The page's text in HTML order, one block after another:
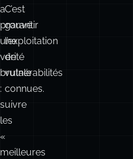
a
prouvé
une
vérité
brutale
:
suivre
les
«
meilleures
C’est
garantir
l’exploitation
de
vulnérabilités
connues.